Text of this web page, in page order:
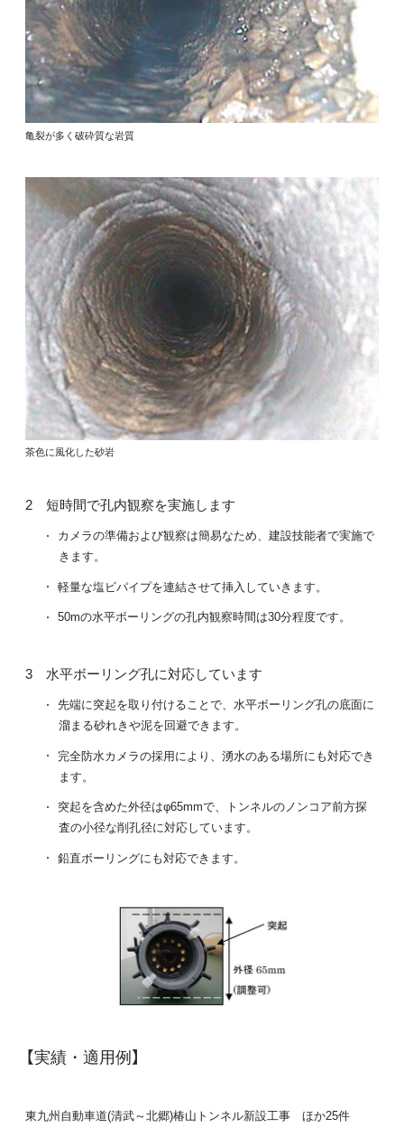
亀裂が多く破砕質な岩質
茶色に風化した砂岩
短時間で孔内観察を実施します
カメラの準備および観察は簡易なため、建設技能者で実施で
きます。
軽量な塩ビパイプを連結させて挿入していきます。
50mの水平ボーリングの孔内観察時間は30分程度です。
水平ボーリング孔に対応しています
先端に突起を取り付けることで、水平ボーリング孔の底面に
溜まる砂れきや泥を回避できます。
完全防水カメラの採用により、湧水のある場所にも対応でき
ます。
突起を含めた外径はφ65mmで、トンネルのノンコア前方探
査の小径な削孔径に対応しています。
鉛直ボーリングにも対応できます。
【実績・適用例】
東九州自動車道(清武～北郷)椿山トンネル新設工事 ほか25件